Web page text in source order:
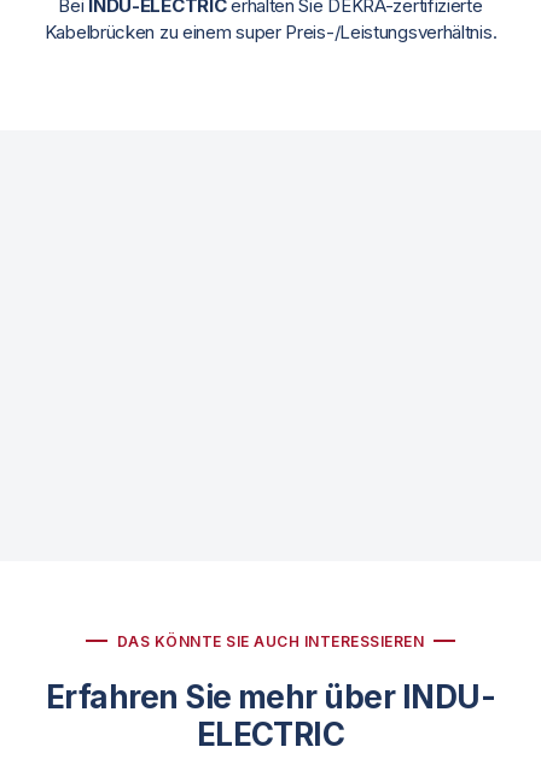
Bei INDU-ELECTRICerhalten Sie DEKRA-zertifizierte
Kabelbrücken zu einem super Preis-/Leistungsverhältnis.
DAS KÖNNTE SIE AUCH INTERESSIEREN
Erfahren Sie mehr über INDU-
ELECTRIC